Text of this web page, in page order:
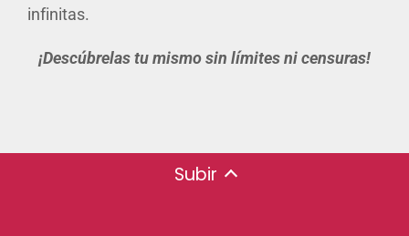
infinitas.
¡Descúbrelas tu mismo sin límites ni censuras!
Subir